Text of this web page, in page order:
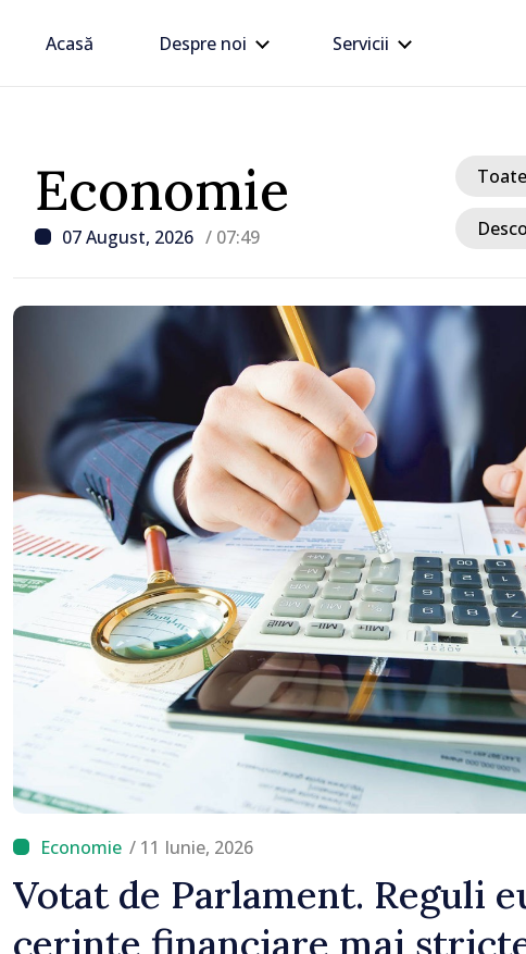
Acasă Despre noi Servicii
Economie
07 August, 2026 / 07:49
Toate
/ 11 Iunie, 2026
Votat de Parlament. Reguli
cerințe financiare mai
/ Acum 8 ore
Linia electrică de 330 kV
Dnestrovsk, grav avariată
calamităților naturale